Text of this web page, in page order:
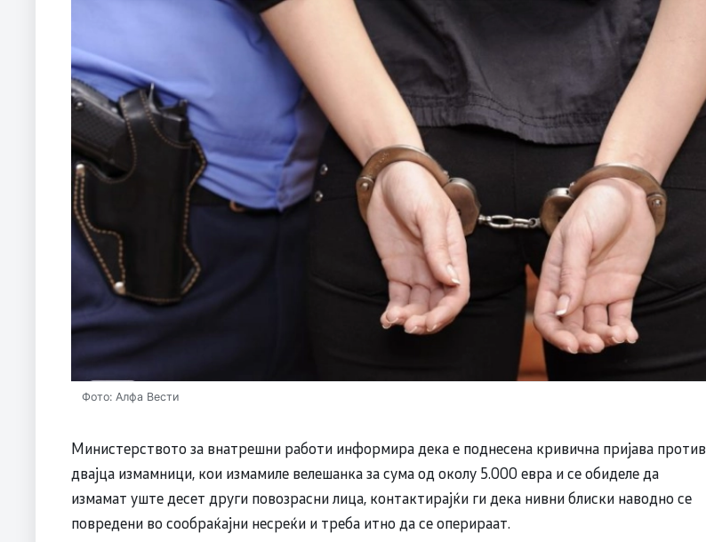
Фото: Алфа Вести
Министерството за внатрешни работи информира дека е поднесена кривична пријава против
двајца измамници, кои измамиле велешанка за сума од околу 5.000 евра и се обиделе да
измамат уште десет други повозрасни лица, контактирајќи ги дека нивни блиски наводно се
повредени во сообраќајни несреќи и треба итно да се оперираат.